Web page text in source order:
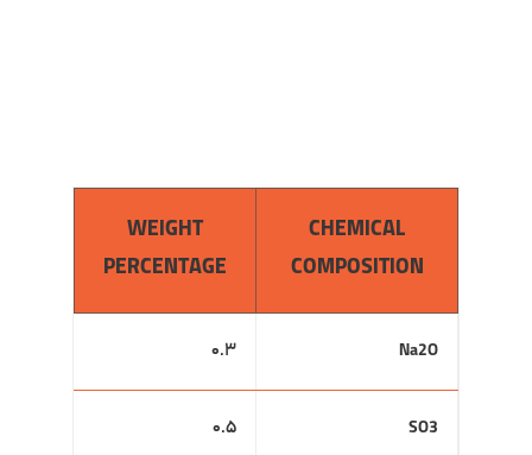
CHEMICAL
COMPOSITION
WEIGHT
PERCENTAGE
Na2O ۰.۳
SO3 ۰.۵